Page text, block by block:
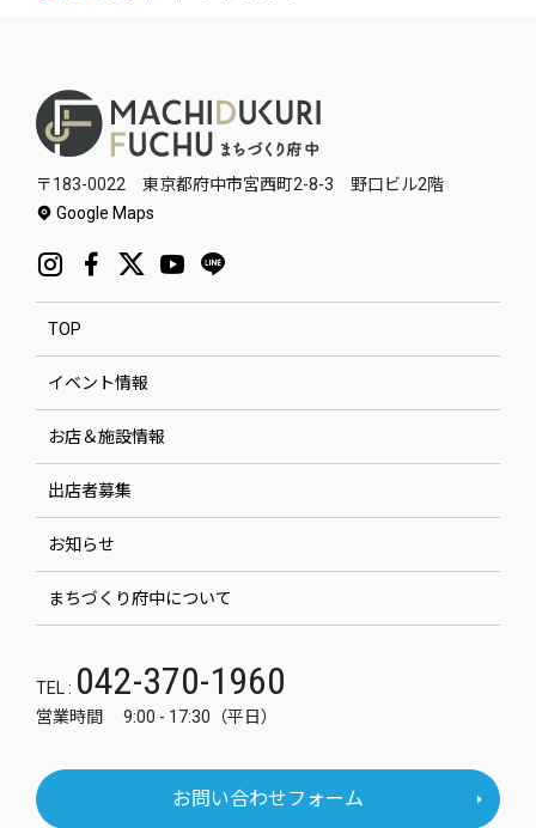
〒183-0022 東京都府中市宮西町2-8-3 野口ビル2階
Google Maps
TOP
イベント情報
お店＆施設情報
出店者募集
お知らせ
まちづくり府中について
TEL : 042-370-1960
営業時間 9:00 - 17:30（平日）
お問い合わせフォーム